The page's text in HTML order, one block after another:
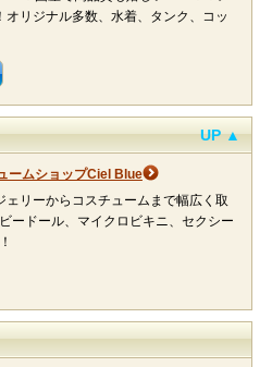
リジナル多数、水着、タンク、コッ
UP ▲
ームショップCiel Blue
リーからコスチュームまで幅広く取
ードール、マイクロビキニ、セクシー